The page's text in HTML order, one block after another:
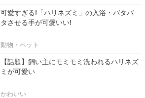
可愛すぎる!「ハリネズミ」の入浴・バタバ
タさせる手が可愛いい!
動物・ペット
【話題】飼い主にモミモミ洗われるハリネズ
ミが可愛い
かわいい